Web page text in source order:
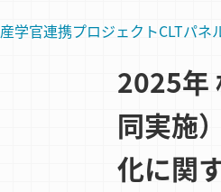
産学官連携プロジェクトCLTパネ
2025年
同実施
化に関